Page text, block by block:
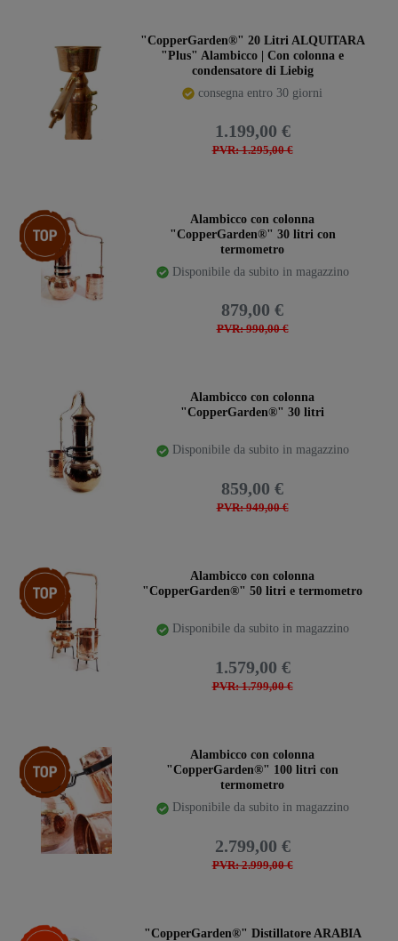
"CopperGarden®" 20 Litri ALQUITARA
"Plus" Alambicco | Con colonna e
condensatore di Liebig
consegna entro 30 giorni
PVR: 1.295,00 €
1.199,00 €
Ceres::Template.storeSpecialTop
Alambicco con colonna
"CopperGarden®" 30 litri con
termometro
Disponibile da subito in magazzino
PVR: 990,00 €
879,00 €
Alambicco con colonna
"CopperGarden®" 30 litri
Disponibile da subito in magazzino
PVR: 949,00 €
859,00 €
confezione
Alambicco con colonna
"CopperGarden®" 50 litri e termometro
Disponibile da subito in magazzino
PVR: 1.799,00 €
1.579,00 €
confezione
Alambicco con colonna
"CopperGarden®" 100 litri con
termometro
Disponibile da subito in magazzino
PVR: 2.999,00 €
2.799,00 €
-15%
"CopperGarden®" Distillatore ARABIA